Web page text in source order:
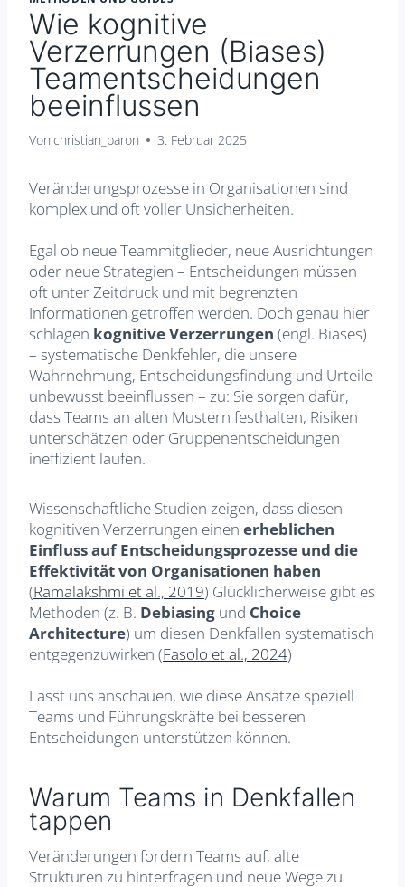
Wie kognitive
Verzerrungen (Biases)
Teamentscheidungen
beeinflussen
Von christian_baron 3. Februar 2025
Veränderungsprozesse in Organisationen sind
komplex und oft voller Unsicherheiten.
Egal ob neue Teammitglieder, neue Ausrichtungen
oder neue Strategien – Entscheidungen müssen
oft unter Zeitdruck und mit begrenzten
Informationen getroffen werden. Doch genau hier
schlagen kognitive Verzerrungen (engl. Biases)
– systematische Denkfehler, die unsere
Wahrnehmung, Entscheidungsfindung und Urteile
unbewusst beeinflussen – zu: Sie sorgen dafür,
dass Teams an alten Mustern festhalten, Risiken
unterschätzen oder Gruppenentscheidungen
ineffizient laufen.
Wissenschaftliche Studien zeigen, dass diesen
kognitiven Verzerrungen einen erheblichen
Einfluss auf Entscheidungsprozesse und die
Effektivität von Organisationen haben
(Ramalakshmi et al., 2019) Glücklicherweise gibt es
Methoden (z. B. Debiasing und Choice
Architecture) um diesen Denkfallen systematisch
entgegenzuwirken (Fasolo et al., 2024)
Lasst uns anschauen, wie diese Ansätze speziell
Teams und Führungskräfte bei besseren
Entscheidungen unterstützen können.
Warum Teams in Denkfallen
tappen
Veränderungen fordern Teams auf, alte
Strukturen zu hinterfragen und neue Wege zu